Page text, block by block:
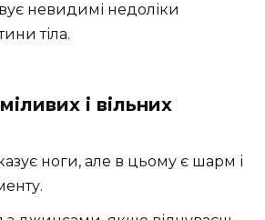
невидимі недоліки
тіла.
і вільних
ноги, але в цьому є шарм і